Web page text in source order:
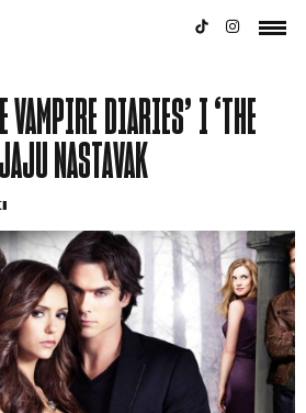
VAMPIRE DIARIES’ I ‘THE
NASTAVAK